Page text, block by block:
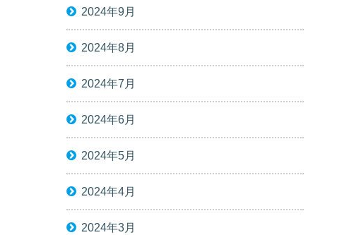
2024年9月
2024年8月
2024年7月
2024年6月
2024年5月
2024年4月
2024年3月